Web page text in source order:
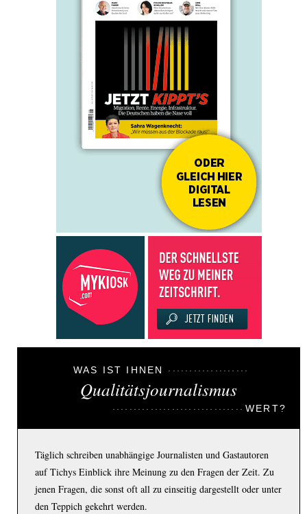
WAS IST IHNEN
Qualitätsjournalismus
WERT?
Täglich schreiben unabhängige Journalisten und Gastautoren
auf Tichys Einblick ihre Meinung zu den Fragen der Zeit. Zu
jenen Fragen, die sonst oft all zu einseitig dargestellt oder unter
den Teppich gekehrt werden.